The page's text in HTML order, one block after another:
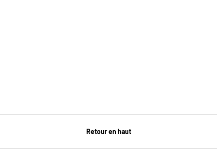
Retour en haut